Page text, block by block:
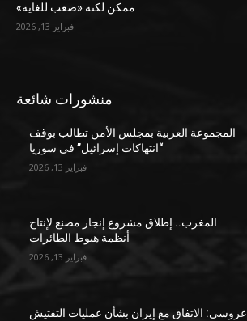
ممكن لكنه «صعب للغاية»
فبراير 13, 2026
منشورات شائعة
المجموعة العربية بمجلس الأمن تطالب بوقف
“انتهاكات إسرائيل” في سوريا
فبراير 13, 2026
المغرب.. إطلاق مشروع إنجاز مصنع لإنتاج
أنظمة هبوط الطائرات
فبراير 13, 2026
غروسي: الاتفاق مع إيران بشأن عمليات التفتيش